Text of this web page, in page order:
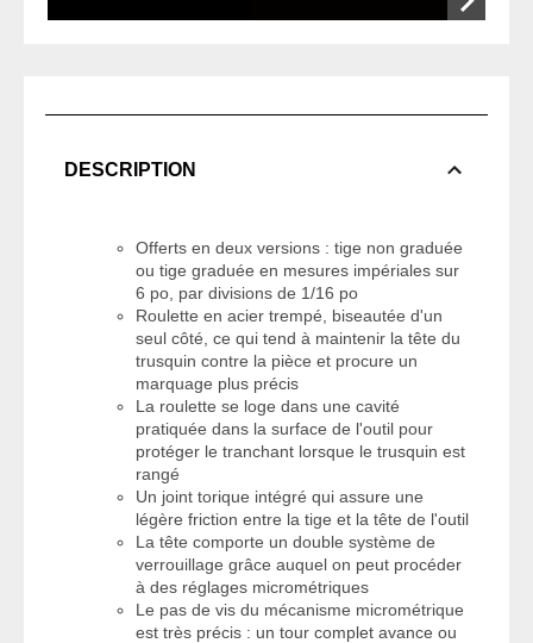
DESCRIPTION
Offerts en deux versions : tige non graduée
ou tige graduée en mesures impériales sur
6 po, par divisions de 1/16 po
Roulette en acier trempé, biseautée d'un
seul côté, ce qui tend à maintenir la tête du
trusquin contre la pièce et procure un
marquage plus précis
La roulette se loge dans une cavité
pratiquée dans la surface de l'outil pour
protéger le tranchant lorsque le trusquin est
rangé
Un joint torique intégré qui assure une
légère friction entre la tige et la tête de l'outil
La tête comporte un double système de
verrouillage grâce auquel on peut procéder
à des réglages micrométriques
Le pas de vis du mécanisme micrométrique
est très précis : un tour complet avance ou